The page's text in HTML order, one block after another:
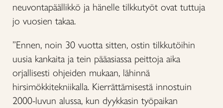
neuvontapäällikkö ja hänelle tilkkutyöt ovat tuttuja
jo vuosien takaa.
”Ennen, noin 30 vuotta sitten, ostin tilkkutöihin
uusia kankaita ja tein pääasiassa peittoja aika
orjallisesti ohjeiden mukaan, lähinnä
hirsimökkitekniikalla. Kierrättämisestä innostuin
2000-luvun alussa, kun dyykkasin työpaikan